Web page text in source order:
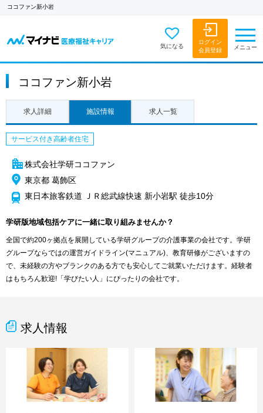
ココファン新小岩
気になる
ログイン
会員登録
メニュー
ココファン新小岩
求人詳細 施設情報 求人一覧
サービス付き高齢者住宅
株式会社学研ココファン
東京都 葛飾区
東日本旅客鉄道 ＪＲ総武線快速 新小岩駅 徒歩10分
学研版地域包括ケアに一緒に取り組みませんか？
全国で約200ヶ拠点を展開している学研グループの介護事業の会社です。学研
グループならではの運営ガイドライン(マニュアル)、教育研修がございますの
で、未経験の方やブランクのある方でも安心してご就業いただけます。経験者
はもちろん歓迎!「学びたい人」にぴったりの会社です。
求人情報